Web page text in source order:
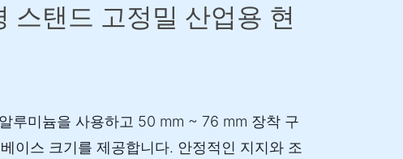
스탠드 고정밀 산업용 현
루미늄을 사용하고 50 mm ~ 76 mm 장착 구
이스 크기를 제공합니다. 안정적인 지지와 조